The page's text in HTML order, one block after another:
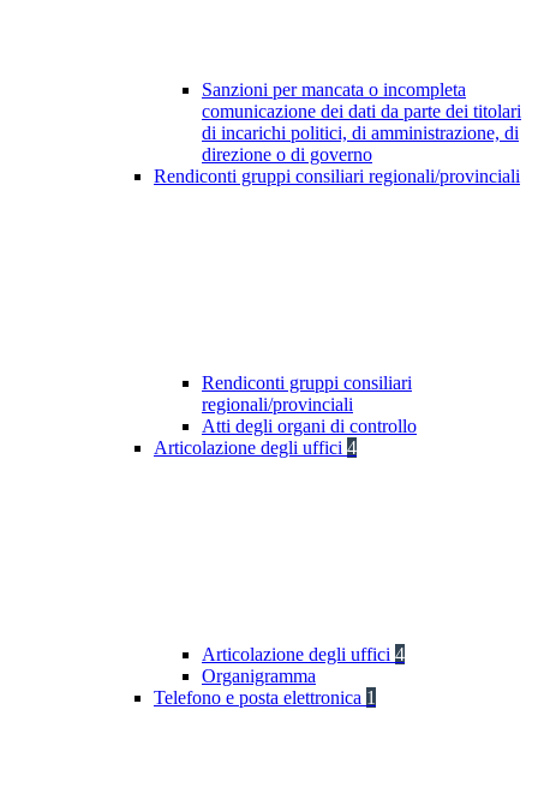
Sanzioni per mancata o incompleta
comunicazione dei dati da parte dei titolari
di incarichi politici, di amministrazione, di
direzione o di governo
Rendiconti gruppi consiliari regionali/provinciali
Rendiconti gruppi consiliari
regionali/provinciali
Atti degli organi di controllo
Articolazione degli uffici 4
Articolazione degli uffici 4
Organigramma
Telefono e posta elettronica 1